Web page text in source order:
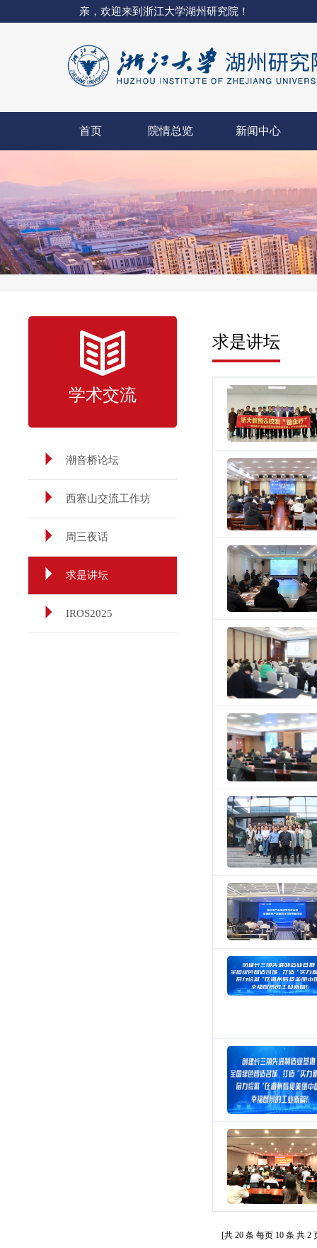
亲，欢迎来到浙江大学湖州研究院！
首页 院情总览 新闻中心
学术交流
潮音桥论坛
西塞山交流工作坊
周三夜话
求是讲坛
IROS2025
求是讲坛
[共 20 条 每页 10 条 共 2